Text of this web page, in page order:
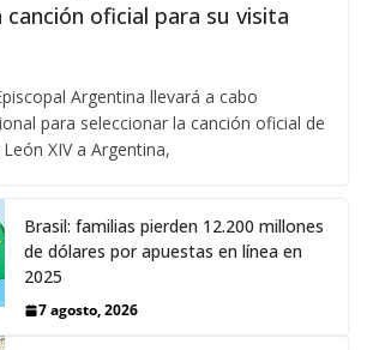
canción oficial para su visita
Argentina llevará a cabo
para seleccionar la canción oficial de
XIV a Argentina,
Brasil: familias pierden 12.200 millones
de dólares por apuestas en línea en
2025
7 agosto, 2026